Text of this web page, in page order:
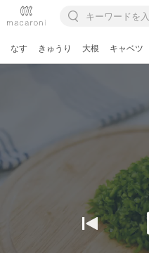
なす きゅうり 大根 キャベツ